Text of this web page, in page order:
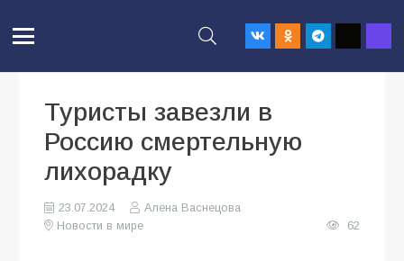
Туристы завезли в
Россию смертельную
лихорадку
23.07.2024
Алена Васнецова
Новости в мире
62